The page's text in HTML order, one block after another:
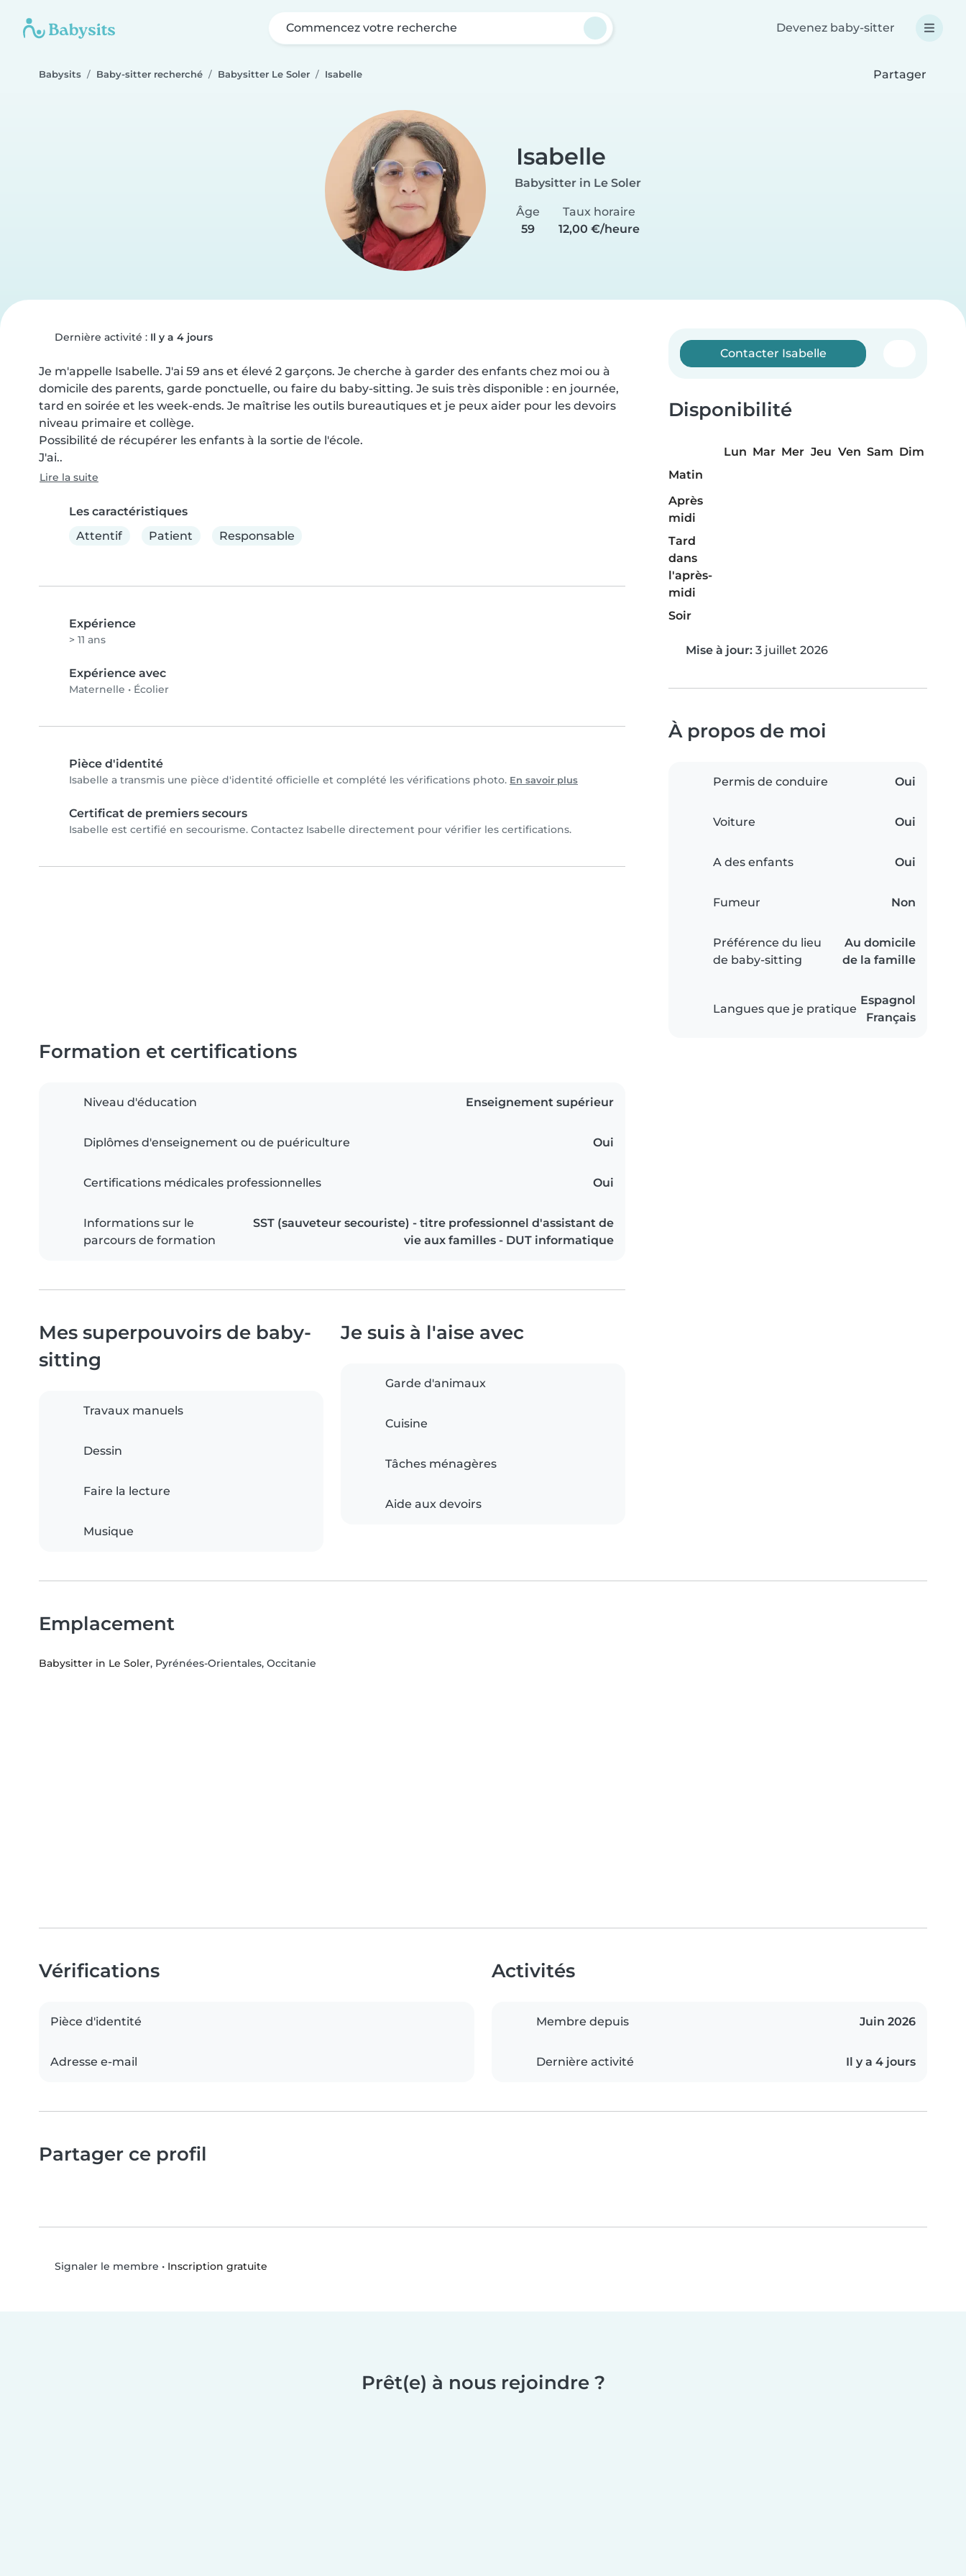
Commencez votre recherche Devenez baby-sitter
Babysits Baby-sitter recherché Babysitter Le Soler Isabelle Partager
Isabelle
Babysitter in Le Soler
Âge
59
Taux horaire
12,00 €/heure
Dernière activité : Il y a 4 jours
Je m'appelle Isabelle. J'ai 59 ans et élevé 2 garçons. Je cherche à garder des enfants chez moi ou à
domicile des parents, garde ponctuelle, ou faire du baby-sitting. Je suis très disponible : en journée,
tard en soirée et les week-ends. Je maîtrise les outils bureautiques et je peux aider pour les devoirs
niveau primaire et collège.
Possibilité de récupérer les enfants à la sortie de l'école.
J'ai..
Lire la suite
Les caractéristiques
Attentif
Patient Responsable
Expérience
> 11 ans
Expérience avec
Maternelle • Écolier
Pièce d'identité
Isabelle a transmis une pièce d'identité officielle et complété les vérifications photo. En savoir plus
Certificat de premiers secours
Isabelle est certifié en secourisme. Contactez Isabelle directement pour vérifier les certifications.
Contacter Isabelle
Disponibilité
Lun Mar Mer Jeu Ven Sam Dim
Matin
Après
midi
Tard
dans
l'après-
midi
Soir
Mise à jour: 3 juillet 2026
À propos de moi
Permis de conduire Oui
Voiture Oui
A des enfants Oui
Fumeur Non
Préférence du lieu
de baby-sitting
Au domicile
de la famille
Langues que je pratique
Espagnol
Français
Formation et certifications
Niveau d'éducation Enseignement supérieur
Diplômes d'enseignement ou de puériculture Oui
Certifications médicales professionnelles Oui
Informations sur le
parcours de formation
SST (sauveteur secouriste) - titre professionnel d'assistant de
vie aux familles - DUT informatique
Mes superpouvoirs de baby-
sitting
Travaux manuels
Dessin
Faire la lecture
Musique
Je suis à l'aise avec
Garde d'animaux
Cuisine
Tâches ménagères
Aide aux devoirs
Emplacement
Babysitter in Le Soler, Pyrénées-Orientales, Occitanie
Vérifications
Pièce d'identité
Adresse e-mail
Activités
Membre depuis Juin 2026
Dernière activité Il y a 4 jours
Partager ce profil
Signaler le membre • Inscription gratuite
Prêt(e) à nous rejoindre ?